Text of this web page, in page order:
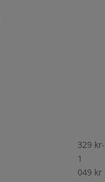
329 kr-
1
049 kr